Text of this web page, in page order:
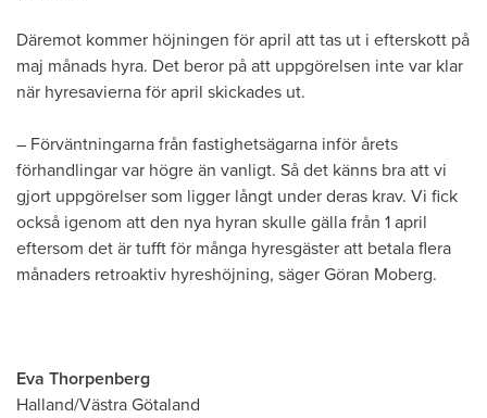
Däremot kommer höjningen för april att tas ut i efterskott på
maj månads hyra. Det beror på att uppgörelsen inte var klar
när hyresavierna för april skickades ut.
– Förväntningarna från fastighetsägarna inför årets
förhandlingar var högre än vanligt. Så det känns bra att vi
gjort uppgörelser som ligger långt under deras krav. Vi fick
också igenom att den nya hyran skulle gälla från 1 april
eftersom det är tufft för många hyresgäster att betala flera
månaders retroaktiv hyreshöjning, säger Göran Moberg.
Eva Thorpenberg
Halland/Västra Götaland